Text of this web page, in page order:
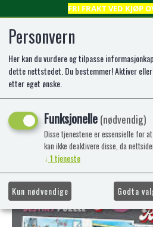
FRI FRAKT VED KJØP
Wasgij Retro Destiny
Models! (1000)
1000 brikker - av
Personvern
Her kan du vurdere og tilpasse
dette nettstedet. Du bestemmer! Aktiver
etter eget ønske.
Funksjonelle(nødvendig)
Disse tjenestene er essensielle for
kan ikke deaktivere disse, da
↓ 1tjeneste
Kun nødvendige Godta